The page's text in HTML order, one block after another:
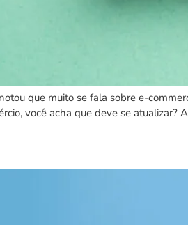
que muito se fala sobre e-
você acha que deve se